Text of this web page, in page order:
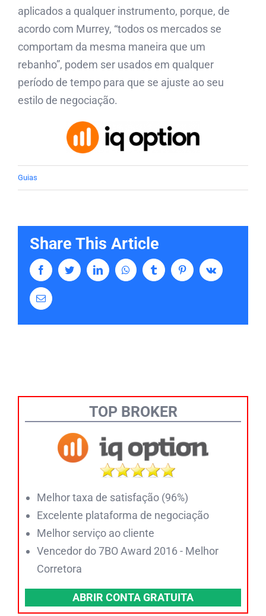
aplicados a qualquer instrumento, porque, de
acordo com Murrey, “todos os mercados se
comportam da mesma maneira que um
rebanho”, podem ser usados ​​em qualquer
período de tempo para que se ajuste ao seu
estilo de negociação.
Guias
Share This Article
FacebookTwitterLinkedInWhatsappTumblr PinterestVk
Email
TOP BROKER
Melhor taxa de satisfação (96%)
Excelente plataforma de negociação
Melhor serviço ao cliente
Vencedor do 7BO Award 2016 - Melhor
Corretora
ABRIR CONTA GRATUITA